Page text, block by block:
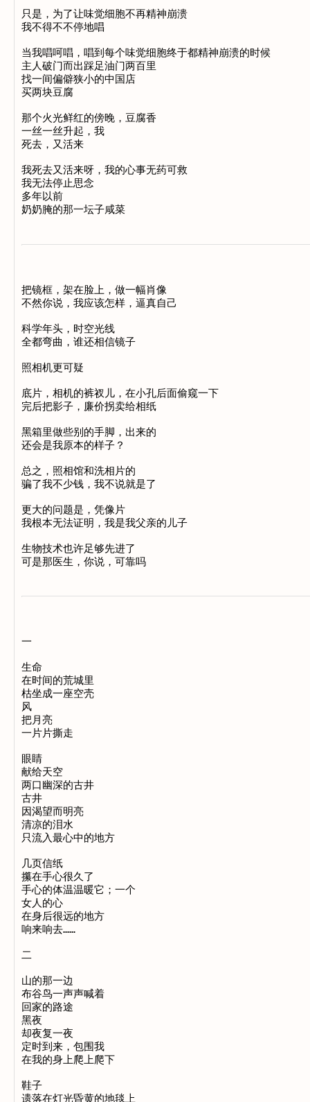
只是，为了让味觉细胞不再精神崩溃
我不得不不停地唱
当我唱呵唱，唱到每个味觉细胞终于都精神崩溃的时候
主人破门而出踩足油门两百里
找一间偏僻狭小的中国店
买两块豆腐
那个火光鲜红的傍晚，豆腐香
一丝一丝升起，我
死去，又活来
我死去又活来呀，我的心事无药可救
我无法停止思念
多年以前
把镜框，架在脸上，做一幅肖像
不然你说，我应该怎样，逼真自己
科学年头，时空光线
全都弯曲，谁还相信镜子
照相机更可疑
底片，相机的裤衩儿，在小孔后面偷窥一下
完后把影子，廉价拐卖给相纸
黑箱里做些别的手脚，出来的
还会是我原本的样子？
总之，照相馆和洗相片的
骗了我不少钱，我不说就是了
更大的问题是，凭像片
我根本无法证明，我是我父亲的儿子
生物技术也许足够先进了
一
生命
在时间的荒城里
枯坐成一座空壳
风
把月亮
一片片撕走
眼睛
献给天空
两口幽深的古井
古井
因渴望而明亮
清凉的泪水
只流入最心中的地方
几页信纸
攥在手心很久了
手心的体温温暖它；一个
女人的心
在身后很远的地方
响来响去……
二
山的那一边
布谷鸟一声声喊着
回家的路途
黑夜
却夜复一夜
定时到来，包围我
在我的身上爬上爬下
鞋子
遗落在灯光昏黄的地毯上